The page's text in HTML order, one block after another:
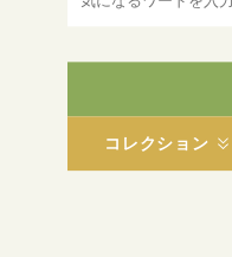
コレクション